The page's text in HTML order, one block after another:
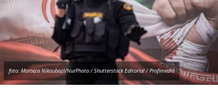
foto: Morteza Nikoubazl/NurPhoto / Shutterstock Editorial / Profimedia